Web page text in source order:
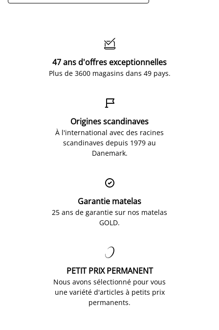

47 ans d'offres exceptionnelles
Plus de 3600 magasins dans 49 pays.

Origines scandinaves
À l'international avec des racines
scandinaves depuis 1979 au
Danemark.

Garantie matelas
25 ans de garantie sur nos matelas
GOLD.

PETIT PRIX PERMANENT
Nous avons sélectionné pour vous
une variété d'articles à petits prix
permanents.